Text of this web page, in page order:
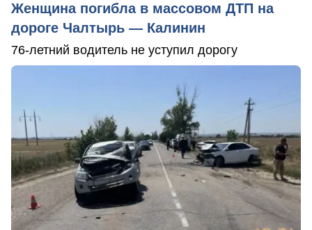
Женщина погибла в массовом ДТП на
дороге Чалтырь — Калинин
76-летний водитель не уступил дорогу